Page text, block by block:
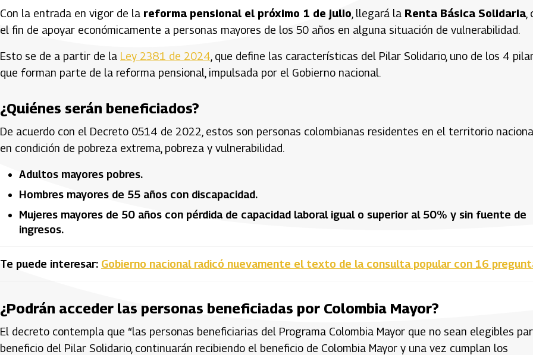
Con la entrada en vigor de la reforma pensional el próximo 1 de julio , llegará la Renta Básica Solidaria
el fin de apoyar económicamente a personas mayores de los 50 años en alguna situación de vulnerabilidad.
Esto se de a partir de la Ley 2381 de 2024 , que define las características del Pilar Solidario, uno de los 4
que forman parte de la reforma pensional, impulsada por el Gobierno nacional.
¿Quiénes serán beneficiados?
De acuerdo con el Decreto 0514 de 2022, estos son personas colombianas residentes en el territorio
en condición de pobreza extrema, pobreza y vulnerabilidad.
Adultos mayores pobres.
Hombres mayores de 55 años con discapacidad.
Mujeres mayores de 50 años con pérdida de capacidad laboral igual o superior al 50% y sin fuente de
ingresos.
Te puede interesar: Gobierno nacional radicó nuevamente el texto de la consulta popular con 16
¿Podrán acceder las personas beneficiadas por Colombia Mayor?
El decreto contempla que “las personas beneficiarias del Programa Colombia Mayor que no sean elegibles
beneficio del Pilar Solidario, continuarán recibiendo el beneficio de Colombia Mayor y una vez cumplan los